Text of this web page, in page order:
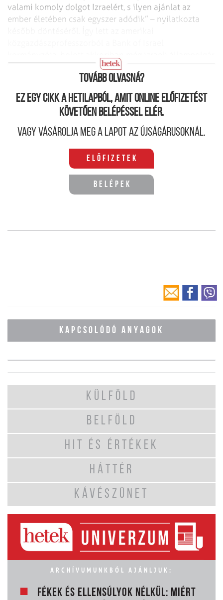
valami komoly dolgot Izraelért, s ilyen ajánlat az
ember életében csak egyszer adódik” – nyilatkozta
Tovább olvasná?
Ez egy cikk a hetilapból, amit online előfizetést
követően belépéssel elér.
Vagy vásárolja meg a lapot az újságárusoknál.
Előfizetek
Belépek
KAPCSOLÓDÓ ANYAGOK
KÜLFÖLD
BELFÖLD
HIT ÉS ÉRTÉKEK
HÁTTÉR
KÁVÉSZÜNET
ARCHÍVUMUNKBÓL AJÁNLJUK:
FÉKEK ÉS ELLENSÚLYOK NÉLKÜL: MIÉRT